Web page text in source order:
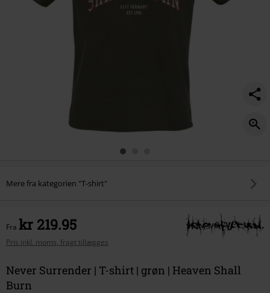
Mere fra kategorien "T-shirt"
Fra kr 219.95
Pris inkl. moms, fragt tillægges
Never Surrender | T-shirt | grøn | Heaven Shall
Burn